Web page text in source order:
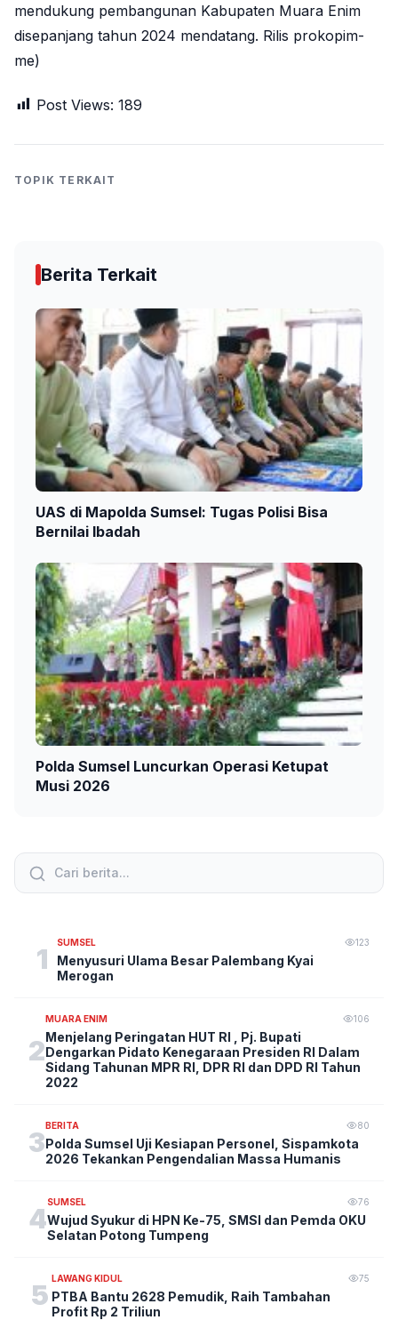
mendukung pembangunan Kabupaten Muara Enim
disepanjang tahun 2024 mendatang. Rilis prokopim-
me)
Post Views: 189
TOPIK TERKAIT
Berita Terkait
UAS di Mapolda Sumsel: Tugas Polisi Bisa
Bernilai Ibadah
Polda Sumsel Luncurkan Operasi Ketupat
Musi 2026
1
SUMSEL 123
Menyusuri Ulama Besar Palembang Kyai
Merogan
2
MUARA ENIM 106
Menjelang Peringatan HUT RI , Pj. Bupati
Dengarkan Pidato Kenegaraan Presiden RI Dalam
Sidang Tahunan MPR RI, DPR RI dan DPD RI Tahun
2022
3
BERITA 80
Polda Sumsel Uji Kesiapan Personel, Sispamkota
2026 Tekankan Pengendalian Massa Humanis
4
SUMSEL 76
Wujud Syukur di HPN Ke-75, SMSI dan Pemda OKU
Selatan Potong Tumpeng
5
LAWANG KIDUL 75
PTBA Bantu 2628 Pemudik, Raih Tambahan
Profit Rp 2 Triliun